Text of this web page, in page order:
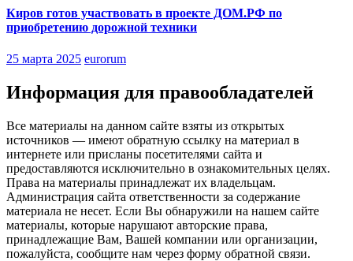
Киров готов участвовать в проекте ДОМ.РФ по
приобретению дорожной техники
25 марта 2025 eurorum
Информация для правообладателей
Все материалы на данном сайте взяты из открытых
источников — имеют обратную ссылку на материал в
интернете или присланы посетителями сайта и
предоставляются исключительно в ознакомительных целях.
Права на материалы принадлежат их владельцам.
Администрация сайта ответственности за содержание
материала не несет. Если Вы обнаружили на нашем сайте
материалы, которые нарушают авторские права,
принадлежащие Вам, Вашей компании или организации,
пожалуйста, сообщите нам через форму обратной связи.